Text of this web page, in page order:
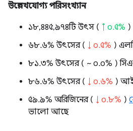
উল্লেখযোগ্য পরিসংখ্যান
১৮,৪৪৫,৯৭৪টি উৎস ( ↑ ০.৫% )
৬৮.৬% উৎসের ( ↓ ০.৫% )
৮১.৩% উৎসের ( ~ ০.০% )
৮৬.৬% উৎসের ( ↓ ০.৬% )
৫৯.৯% অরিজিনের ( ↓ ০.৮% )
ভালো আছে